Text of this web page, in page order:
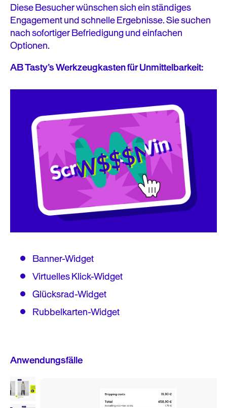
Diese Besucher wünschen sich ein ständiges
Engagement und schnelle Ergebnisse. Sie suchen
nach sofortiger Befriedigung und einfachen
Optionen.
AB Tasty’s Werkzeugkasten für Unmittelbarkeit:
Banner-Widget
Virtuelles Klick-Widget
Glücksrad-Widget
Rubbelkarten-Widget
Anwendungsfälle